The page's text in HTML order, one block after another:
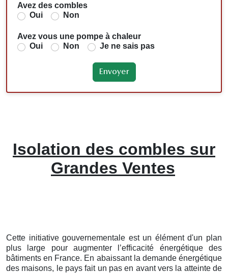
Avez des combles
Oui
Non
Avez vous une pompe à chaleur
Oui
Non Je ne sais pas
Isolation des combles sur
Grandes Ventes
Cette initiative gouvernementale est un élément d'un plan
plus large pour augmenter l’efficacité énergétique des
bâtiments en France. En abaissant la demande énergétique
des maisons, le pays fait un pas en avant vers la atteinte de